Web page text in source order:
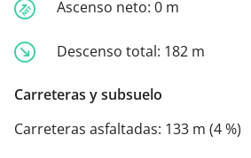
Ascenso neto: 0 m
Descenso total: 182 m
Carreteras y subsuelo
Carreteras asfaltadas: 133 m (4 %)